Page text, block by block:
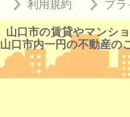
利用規約 プ
山口市の賃貸やマンシ
山口市内一円の不動産の